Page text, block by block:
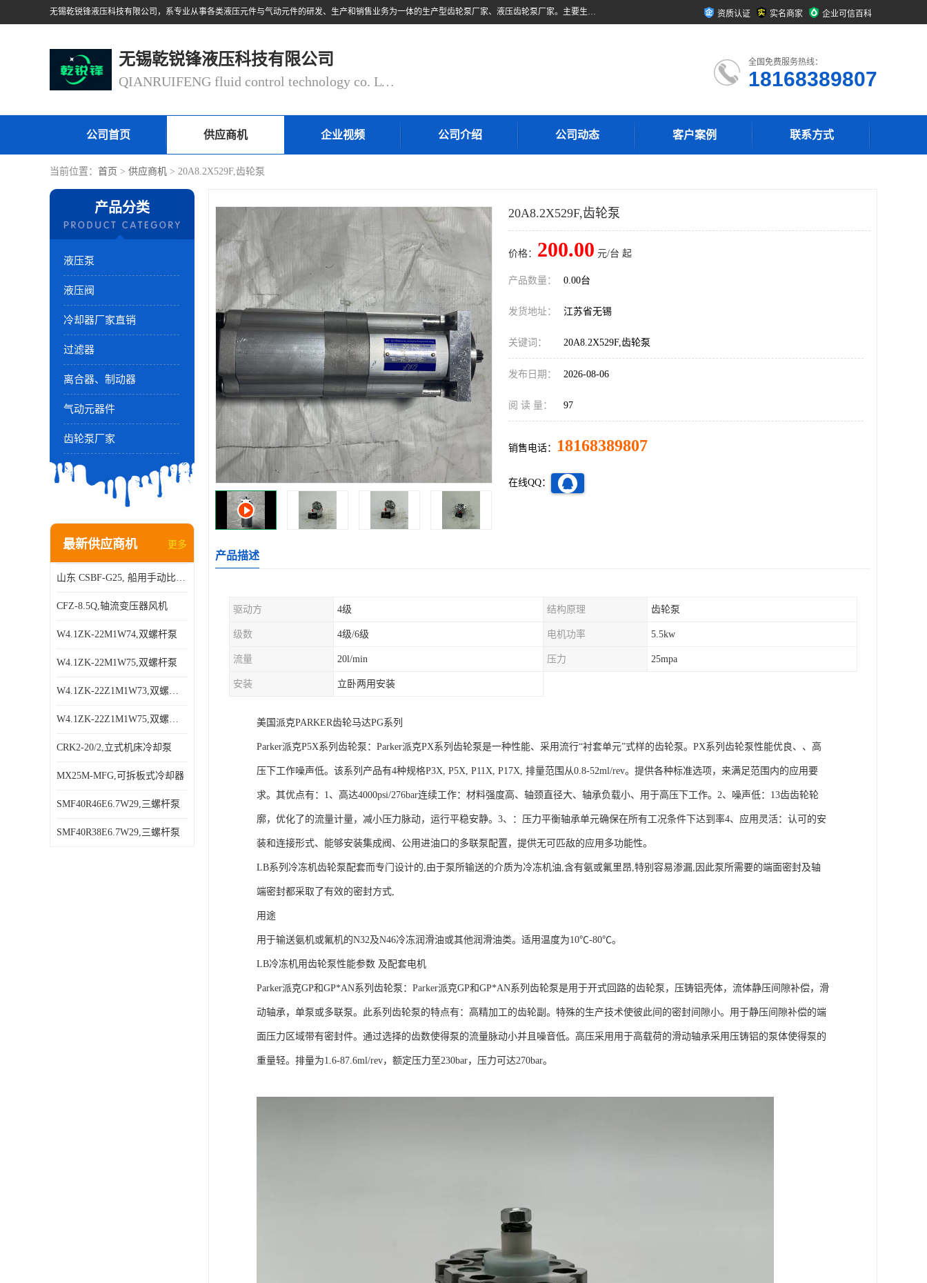
无锡乾锐锋液压科技有限公司，系专业从事各类液压元件与气动元件的研发、生产和销售业务为一体的生产型齿轮泵厂家、液压齿轮泵厂家。主要生产销售风冷式冷却器、液压油风冷却器，冷却器厂家直销、齿轮泵型号、齿轮泵厂家排名详情可来电咨询！ 资质认证 实名商家 企业可信百科
无锡乾锐锋液压科技有限公司
QIANRUIFENG fluid control technology co. LTD
全国免费服务热线：
18168389807
公司首页 供应商机 企业视频 公司介绍 公司动态 客户案例 联系方式
当前位置： 首页 > 供应商机 > 20A8.2X529F,齿轮泵
产品分类
液压泵
液压阀
冷却器厂家直销
过滤器
离合器、制动器
气动元器件
齿轮泵厂家
最新供应商机 更多
山东 CSBF-G25, 船用手动比例流量方向复合阀
CFZ-8.5Q,轴流变压器风机
W4.1ZK-22M1W74,双螺杆泵
W4.1ZK-22M1W75,双螺杆泵
W4.1ZK-22Z1M1W73,双螺杆泵
W4.1ZK-22Z1M1W75,双螺杆泵
CRK2-20/2,立式机床冷却泵
MX25M-MFG,可拆板式冷却器
SMF40R46E6.7W29,三螺杆泵
SMF40R38E6.7W29,三螺杆泵
20A8.2X529F,齿轮泵
价格： 200.00 元/台 起
产品数量： 0.00台
发货地址： 江苏省无锡
关键词： 20A8.2X529F,齿轮泵
发布日期： 2026-08-06
阅 读 量： 97
销售电话： 18168389807
在线QQ：
产品描述
驱动方 4级 结构原理 齿轮泵
级数 4级/6级 电机功率 5.5kw
流量 20l/min 压力 25mpa
安装 立卧两用安装
美国派克PARKER齿轮马达PG系列
Parker派克P5X系列齿轮泵：Parker派克PX系列齿轮泵是一种性能、采用流行“衬套单元”式样的齿轮泵。PX系列齿轮泵性能优良、、高
压下工作噪声低。该系列产品有4种规格P3X, P5X, P11X, P17X, 排量范围从0.8-52ml/rev。提供各种标准选项，来满足范围内的应用要
求。其优点有：1、高达4000psi/276bar连续工作：材料强度高、轴颈直径大、轴承负载小、用于高压下工作。2、噪声低：13齿齿轮轮
廓，优化了的流量计量，减小压力脉动，运行平稳安静。3、：压力平衡轴承单元确保在所有工况条件下达到率4、应用灵活：认可的安
装和连接形式、能够安装集成阀、公用进油口的多联泵配置，提供无可匹敌的应用多功能性。
LB系列冷冻机齿轮泵配套而专门设计的,由于泵所输送的介质为冷冻机油,含有氨或氟里昂,特别容易渗漏,因此泵所需要的端面密封及轴
端密封都采取了有效的密封方式,
用途
用于输送氨机或氟机的N32及N46冷冻润滑油或其他润滑油类。适用温度为10℃-80℃。
LB冷冻机用齿轮泵性能参数 及配套电机
Parker派克GP和GP*AN系列齿轮泵：Parker派克GP和GP*AN系列齿轮泵是用于开式回路的齿轮泵，压铸铝壳体，流体静压间隙补偿，滑
动轴承，单泵或多联泵。此系列齿轮泵的特点有：高精加工的齿轮副。特殊的生产技术使彼此间的密封间隙小。用于静压间隙补偿的端
面压力区域带有密封件。通过选择的齿数使得泵的流量脉动小并且噪音低。高压采用用于高载荷的滑动轴承采用压铸铝的泵体使得泵的
重量轻。排量为1.6-87.6ml/rev，额定压力至230bar，压力可达270bar。